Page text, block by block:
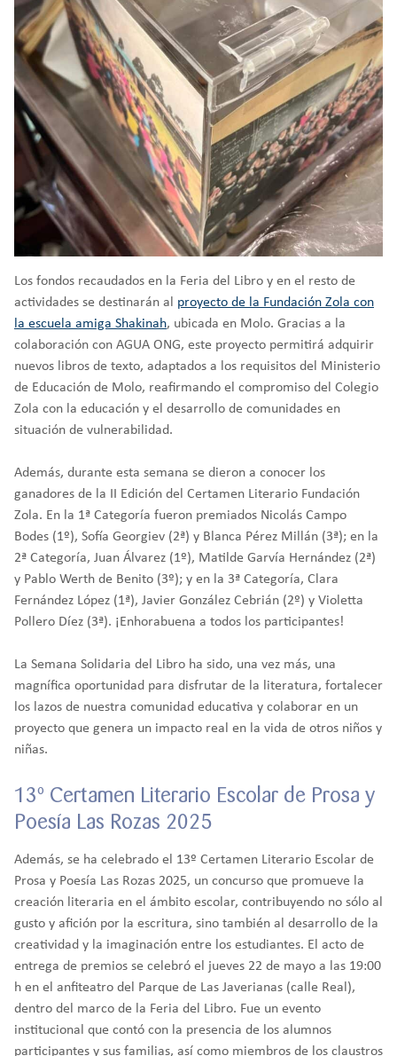
Los fondos recaudados en la Feria del Libro y en el resto de
actividades se destinarán al proyecto de la Fundación Zola con
la escuela amiga Shakinah, ubicada en Molo. Gracias a la
colaboración con AGUA ONG, este proyecto permitirá adquirir
nuevos libros de texto, adaptados a los requisitos del Ministerio
de Educación de Molo, reafirmando el compromiso del Colegio
Zola con la educación y el desarrollo de comunidades en
situación de vulnerabilidad.
Además, durante esta semana se dieron a conocer los
ganadores de la II Edición del Certamen Literario Fundación
Zola. En la 1ª Categoría fueron premiados Nicolás Campo
Bodes (1º), Sofía Georgiev (2ª) y Blanca Pérez Millán (3ª); en la
2ª Categoría, Juan Álvarez (1º), Matilde Garvía Hernández (2ª)
y Pablo Werth de Benito (3º); y en la 3ª Categoría, Clara
Fernández López (1ª), Javier González Cebrián (2º) y Violetta
Pollero Díez (3ª). ¡Enhorabuena a todos los participantes!
La Semana Solidaria del Libro ha sido, una vez más, una
magnífica oportunidad para disfrutar de la literatura, fortalecer
los lazos de nuestra comunidad educativa y colaborar en un
proyecto que genera un impacto real en la vida de otros niños y
niñas.
13º Certamen Literario Escolar de Prosa y
Poesía Las Rozas 2025
Además, se ha celebrado el 13º Certamen Literario Escolar de
Prosa y Poesía Las Rozas 2025, un concurso que promueve la
creación literaria en el ámbito escolar, contribuyendo no sólo al
gusto y afición por la escritura, sino también al desarrollo de la
creatividad y la imaginación entre los estudiantes. El acto de
entrega de premios se celebró el jueves 22 de mayo a las 19:00
h en el anfiteatro del Parque de Las Javerianas (calle Real),
dentro del marco de la Feria del Libro. Fue un evento
institucional que contó con la presencia de los alumnos
participantes y sus familias, así como miembros de los claustros